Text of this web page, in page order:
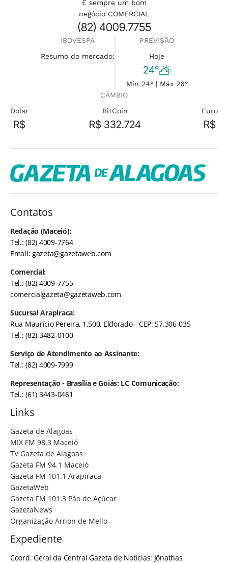
É sempre um bom
negócio COMERCIAL
(82) 4009.7755
IBOVESPA
Resumo do mercado:
PREVISÃO
Hoje
24°
Min 24° | Máx 26°
CÂMBIO
Dolar
R$
BitCoin
R$ 332.724
Euro
R$
Contatos
Redação (Maceió):
Tel.: (82) 4009-7764
Email:gazeta@gazetaweb.com
Comercial:
Tel.: (82) 4009-7755
comercialgazeta@gazetaweb.com
Sucursal Arapiraca:
Rua Maurício Pereira, 1.500, Eldorado - CEP: 57.306-035
Tel.: (82) 3482-0100
Serviço de Atendimento ao Assinante:
Tel.: (82) 4009-7999
Representação - Brasília e Goiás: LC Comunicação:
Tel.: (61) 3443-0461
Links
Gazeta de Alagoas
MIX FM 98.3 Maceió
TV Gazeta de Alagoas
Gazeta FM 94.1 Maceió
Gazeta FM 101.1 Arapiraca
GazetaWeb
Gazeta FM 101.3 Pão de Açúcar
GazetaNews
Organização Arnon de Mello
Expediente
Coord. Geral da Central Gazeta de Notícias: Jônathas